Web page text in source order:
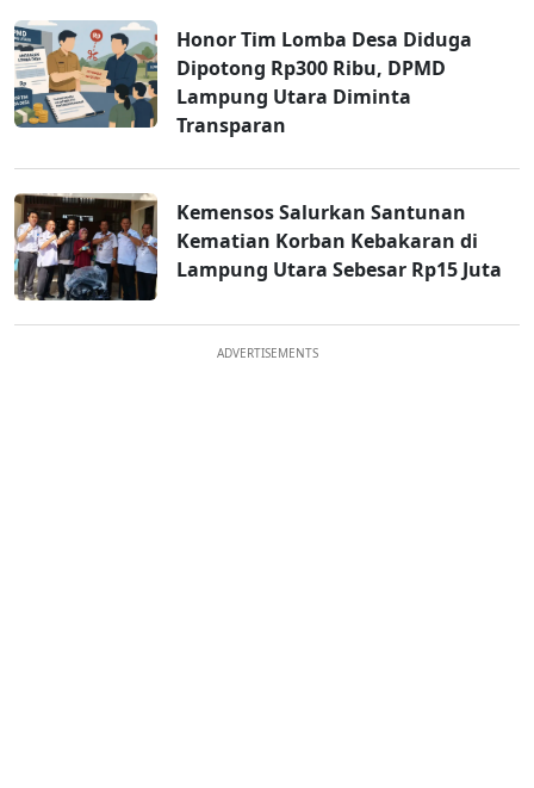
Honor Tim Lomba Desa Diduga
Dipotong Rp300 Ribu, DPMD
Lampung Utara Diminta
Transparan
Kemensos Salurkan Santunan
Kematian Korban Kebakaran di
Lampung Utara Sebesar Rp15 Juta
ADVERTISEMENTS